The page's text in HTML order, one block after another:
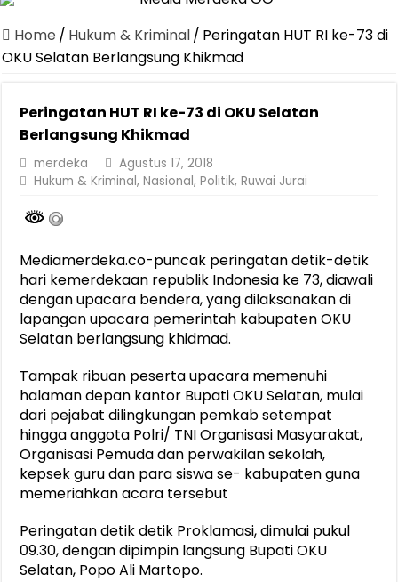
Home / Hukum & Kriminal/ Peringatan HUT RI ke-73 di
OKU Selatan Berlangsung Khikmad
Peringatan HUT RI ke-73 di OKU Selatan
Berlangsung Khikmad
merdeka
Agustus 17, 2018
Hukum & Kriminal,Nasional,Politik,Ruwai Jurai
Mediamerdeka.co-puncak peringatan detik-detik
hari kemerdekaan republik Indonesia ke 73, diawali
dengan upacara bendera, yang dilaksanakan di
lapangan upacara pemerintah kabupaten OKU
Selatan berlangsung khidmad.
Tampak ribuan peserta upacara memenuhi
halaman depan kantor Bupati OKU Selatan, mulai
dari pejabat dilingkungan pemkab setempat
hingga anggota Polri/ TNI Organisasi Masyarakat,
Organisasi Pemuda dan perwakilan sekolah,
kepsek guru dan para siswa se- kabupaten guna
memeriahkan acara tersebut
Peringatan detik detik Proklamasi, dimulai pukul
09.30, dengan dipimpin langsung Bupati OKU
Selatan, Popo Ali Martopo.